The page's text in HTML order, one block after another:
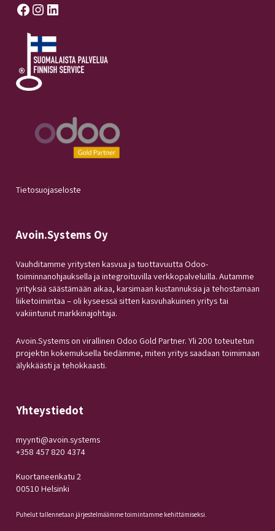
Facebook Instagram LinkedIn
Tietosuojaseloste
Avoin.Systems Oy
Vauhditamme yritysten kasvua ja tuottavuutta Odoo-
toiminnanohjauksella ja integroituvilla verkkopalveluilla. Autamme
yrityksiä säästämään aikaa, karsimaan kustannuksia ja tehostamaan
liiketoimintaa – oli kyseessä sitten kasvuhakuinen yritys tai
vakiintunut markkinajohtaja.
Avoin.Systems on virallinen Odoo Gold Partner. Yli 200 toteutetun
projektin kokemuksella tiedämme, miten yritys saadaan toimimaan
älykkäästi ja tehokkaasti.
Yhteystiedot
myynti@avoin.systems
+358 457 820 4374
Kuortaneenkatu 2
00510 Helsinki
Puhelut tallennetaan järjestelmäämme toimintamme kehittämiseksi.